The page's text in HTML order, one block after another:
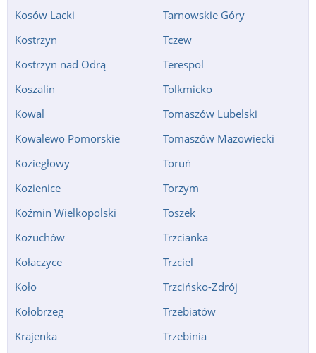
Kosów Lacki
Kostrzyn
Kostrzyn nad Odrą
Koszalin
Kowal
Kowalewo Pomorskie
Koziegłowy
Kozienice
Koźmin Wielkopolski
Kożuchów
Kołaczyce
Koło
Kołobrzeg
Krajenka
Tarnowskie Góry
Tczew
Terespol
Tolkmicko
Tomaszów Lubelski
Tomaszów Mazowiecki
Toruń
Torzym
Toszek
Trzcianka
Trzciel
Trzcińsko-Zdrój
Trzebiatów
Trzebinia